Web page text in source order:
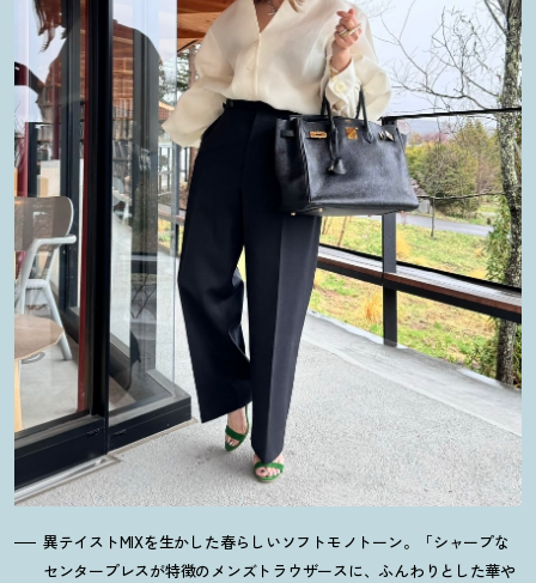
異テイストMIXを生かした春らしいソフトモノトーン。「シャープな
センタープレスが特徴のメンズトラウザースに、ふんわりとした華や